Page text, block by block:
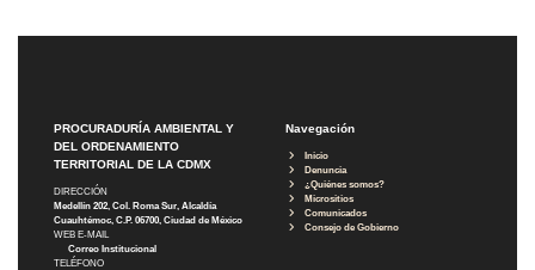
PROCURADURÍA AMBIENTAL Y
DEL ORDENAMIENTO
TERRITORIAL DE LA CDMX
DIRECCIÓN
Medellín 202, Col. Roma Sur, Alcaldía
Cuauhtémoc, C.P. 06700, Ciudad de México
WEB E-MAIL
Correo Institucional
TELÉFONO
Navegación
Inicio
Denuncia
¿Quiénes somos?
Micrositios
Comunicados
Consejo de Gobierno